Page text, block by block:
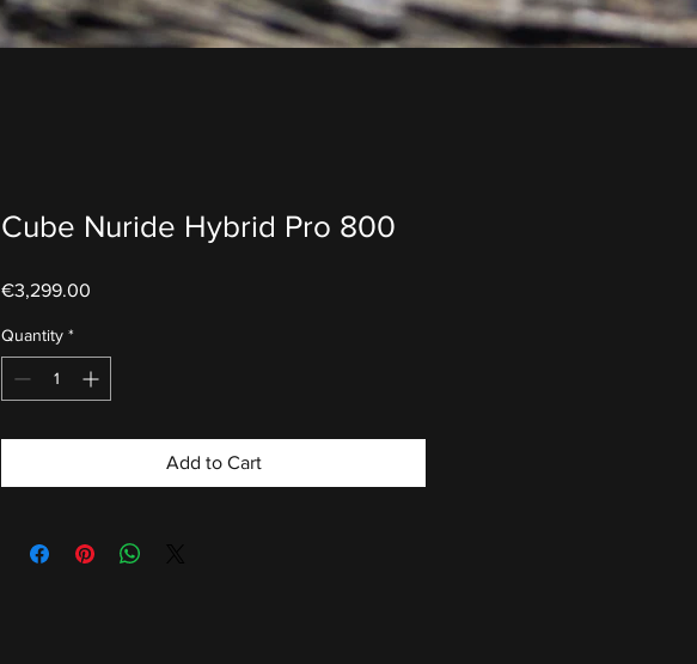
Cube Nuride Hybrid Pro 800
€3,299.00
Quantity *
Add to Cart